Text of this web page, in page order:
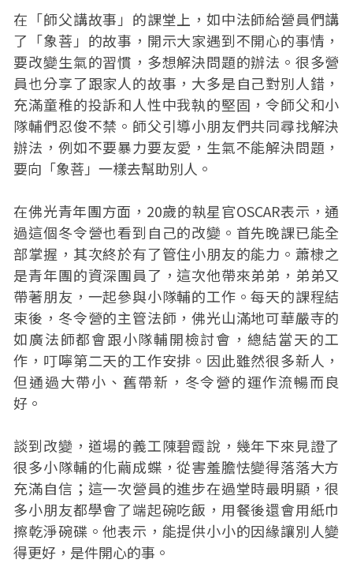
在「師父講故事」的課堂上，如中法師給營員們講
了「象菩」的故事，開示大家遇到不開心的事情，
要改變生氣的習慣，多想解決問題的辦法。很多營
員也分享了跟家人的故事，大多是自己對別人錯，
充滿童稚的投訴和人性中我執的堅固，令師父和小
隊輔們忍俊不禁。師父引導小朋友們共同尋找解決
辦法，例如不要暴力要友愛，生氣不能解決問題，
要向「象菩」一樣去幫助別人。
在佛光青年團方面，20歲的執星官OSCAR表示，通
過這個冬令營也看到自己的改變。首先晚課已能全
部掌握，其次終於有了管住小朋友的能力。蕭棣之
是青年團的資深團員了，這次他帶來弟弟，弟弟又
帶著朋友，一起參與小隊輔的工作。每天的課程結
束後，冬令營的主管法師，佛光山滿地可華嚴寺的
如廣法師都會跟小隊輔開檢討會，總結當天的工
作，叮嚀第二天的工作安排。因此雖然很多新人，
但通過大帶小、舊帶新，冬令營的運作流暢而良
好。
談到改變，道場的義工陳碧霞說，幾年下來見證了
很多小隊輔的化繭成蝶，從害羞膽怯變得落落大方
充滿自信；這一次營員的進步在過堂時最明顯，很
多小朋友都學會了端起碗吃飯，用餐後還會用紙巾
擦乾淨碗碟。他表示，能提供小小的因緣讓別人變
得更好，是件開心的事。